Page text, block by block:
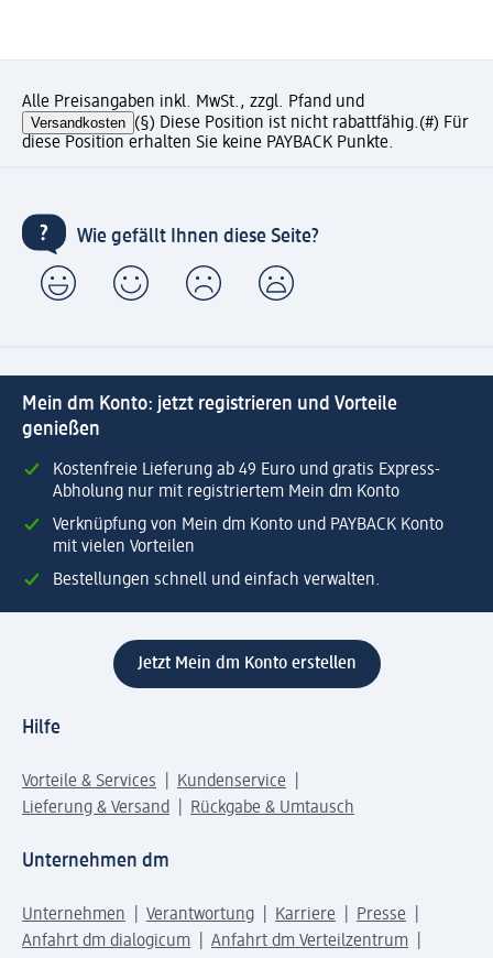
Alle Preisangaben inkl. MwSt., zzgl. Pfand und
Versandkosten (§) Diese Position ist nicht rabattfähig.(#) Für
diese Position erhalten Sie keine PAYBACK Punkte.
Wie gefällt Ihnen diese Seite?
Mein dm Konto: jetzt registrieren und Vorteile
genießen
Kostenfreie Lieferung ab 49 Euro und gratis Express-
Abholung nur mit registriertem Mein dm Konto
Verknüpfung von Mein dm Konto und PAYBACK Konto
mit vielen Vorteilen
Bestellungen schnell und einfach verwalten.
Jetzt Mein dm Konto erstellen
Hilfe
Vorteile & Services
Kundenservice
Lieferung & Versand
Rückgabe & Umtausch
Unternehmen dm
Unternehmen Verantwortung Karriere
Presse
Anfahrt dm dialogicum
Anfahrt dm Verteilzentrum